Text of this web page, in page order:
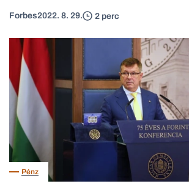
Forbes2022. 8. 29. 2 perc
Pénz